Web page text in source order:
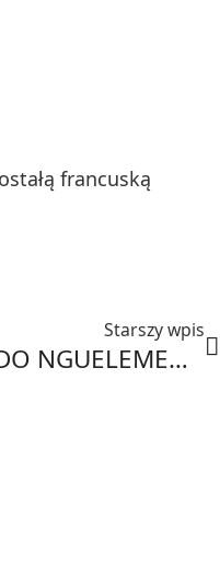
francuską
PICKUPEM PRZEZ KAMERUN. DOTARLIŚMY DO NGUELEMENDOUKA.
Starszy wpis